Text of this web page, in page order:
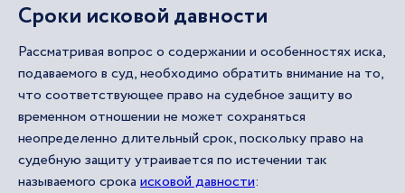
Сроки исковой давности
Рассматривая вопрос о содержании и особенностях иска,
подаваемого в суд, необходимо обратить внимание на то,
что соответствующее право на судебное защиту во
временном отношении не может сохраняться
неопределенно длительный срок, поскольку право на
судебную защиту утраивается по истечении так
называемого срока исковой давности: